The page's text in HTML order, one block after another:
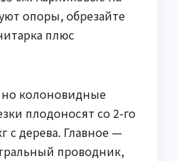
опоры, обрезайте
плюс
колоновидные
плодоносят со 2-го
с дерева. Главное —
проводник,